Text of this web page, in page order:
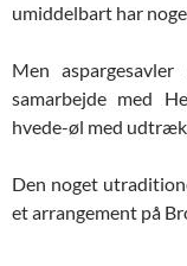
umiddelbart har
Men
samarbejde med
hvede-øl med
Den noget
et arrangement på